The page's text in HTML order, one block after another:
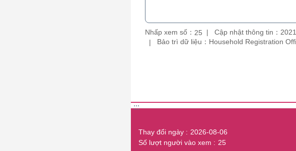
Nhấp xem số： 25 Cập nhật thông tin：
Bảo trì dữ liệu：Household Registration
:::
Thay đổi ngày
2026-08-06
Số lượt người vào xem
25